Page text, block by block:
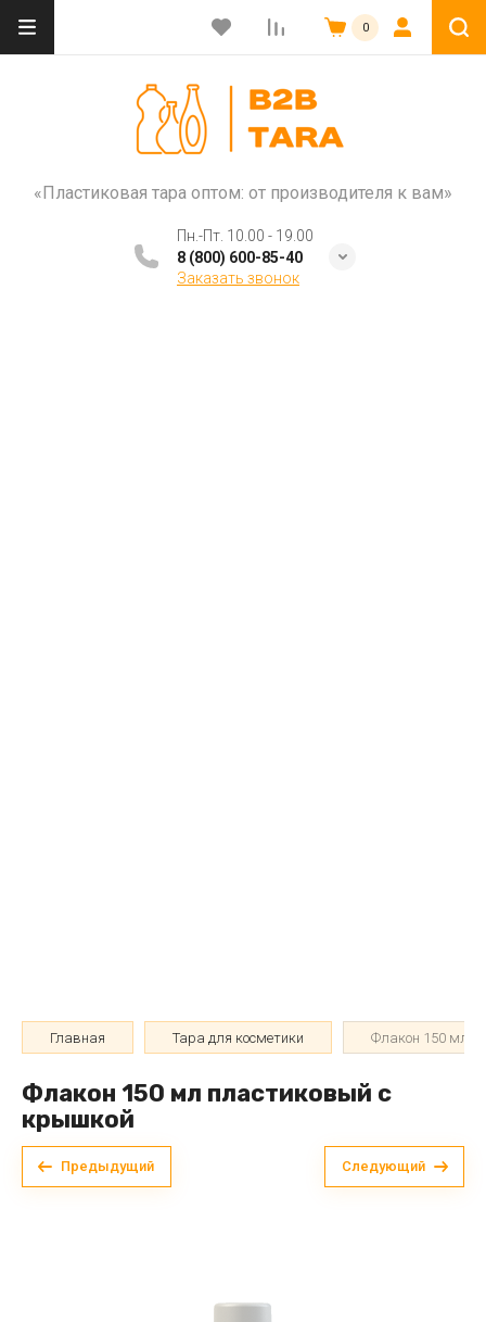
0
«Пластиковая тара оптом: от производителя к вам»
Пн.-Пт. 10.00 - 19.00
8 (800) 600-85-40
Заказать звонок
Главная Тара для косметики Флакон 150 мл с
Флакон 150 мл пластиковый с
крышкой
Предыдущий Следующий